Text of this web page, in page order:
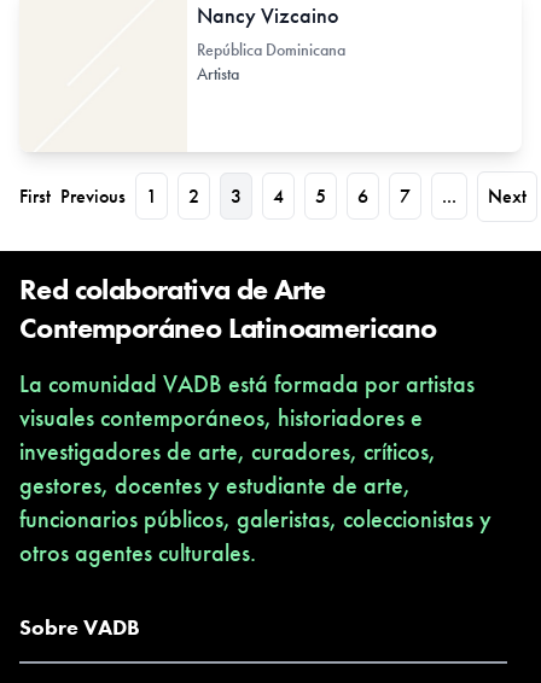
Nancy Vizcaino
República Dominicana
Artista
First Previous 1 2 3 4 5 6 7 ... Next
Red colaborativa de Arte
Contemporáneo Latinoamericano
La comunidad VADB está formada por artistas
visuales contemporáneos, historiadores e
investigadores de arte, curadores, críticos,
gestores, docentes y estudiante de arte,
funcionarios públicos, galeristas, coleccionistas y
otros agentes culturales.
Sobre VADB